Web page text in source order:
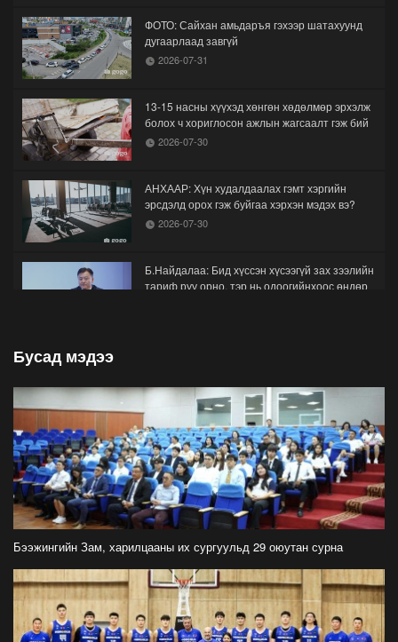
ФОТО: Сайхан амьдаръя гэхээр шатахуунд
дугаарлаад завгүй
2026-07-31
13-15 насны хүүхэд хөнгөн хөдөлмөр эрхэлж
болох ч хориглосон ажлын жагсаалт гэж бий
2026-07-30
АНХААР: Хүн худалдаалах гэмт хэргийн
эрсдэлд орох гэж буйгаа хэрхэн мэдэх вэ?
2026-07-30
Б.Найдалаа: Бид хүссэн хүсээгүй зах зээлийн
тариф руу орно, тэр нь одоогийнхоос өндөр
2026-07-22
С.Амарсайхан: Фэйсбүүкээр ангийн групп чат
нээдэг, үүгээр даалгавраа өгдгийг зогсоож,
хаана
2026-07-21
ФОТО: Тажикистан Улсын Ерөнхийлөгчийн
2026-07-21
"Улсын цолд хүрсэн бөхчүүдээс допинг
илрээгүй, аймгийн цолтой нэг бөхөөс илэрсэн
гэх имэйл ирсэн"
Бусад мэдээ
Бээжингийн Зам, харилцааны их сургуульд 29 оюутан сурна